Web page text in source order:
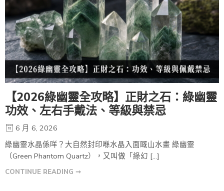
【2026綠幽靈全攻略】正財之石：綠幽靈
功效、左右手戴法、等級與禁忌
6 月 6, 2026
綠幽靈水晶係咩？大自然封印喺水晶入面嘅山水畫 綠幽靈
（Green Phantom Quartz），又叫做「綠幻 […]
CONTINUE READING ➞